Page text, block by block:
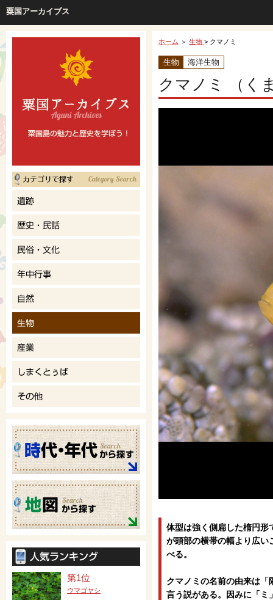
粟国アーカイブス
ホーム ＞ 生物 > クマノミ
生物 海洋生物
クマノミ （く
体型は強く側扁した楕円形
が頭部の横帯の幅より広い
べる。
クマノミの名前の由来は
言う説がある。因みに「ミ
第1位
ウマゴヤシ